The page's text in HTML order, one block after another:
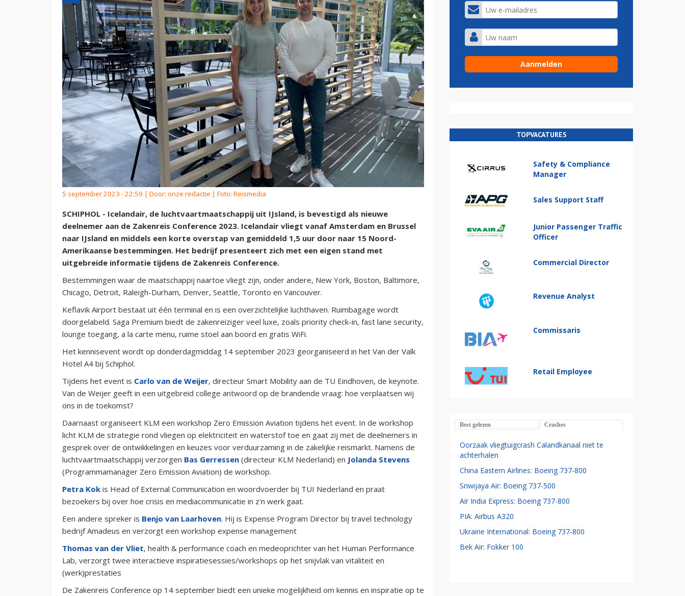
5 september 2023 - 22:59 | Door: onze redactie | Foto: Reismedia
SCHIPHOL - Icelandair, de luchtvaartmaatschappij uit IJsland, is bevestigd als nieuwe
deelnemer aan de Zakenreis Conference 2023. Icelandair vliegt vanaf Amsterdam en Brussel
naar IJsland en middels een korte overstap van gemiddeld 1,5 uur door naar 15 Noord-
Amerikaanse bestemmingen. Het bedrijf presenteert zich met een eigen stand met
uitgebreide informatie tijdens de Zakenreis Conference.
Bestemmingen waar de maatschappij naartoe vliegt zijn, onder andere, New York, Boston, Baltimore,
Chicago, Detroit, Raleigh-Durham, Denver, Seattle, Toronto en Vancouver.
Keflavik Airport bestaat uit één terminal en is een overzichtelijke luchthaven. Ruimbagage wordt
doorgelabeld. Saga Premium biedt de zakenreiziger veel luxe, zoals priority check-in, fast lane security,
lounge toegang, a la carte menu, ruime stoel aan boord en gratis WiFi.
Het kennisevent wordt op donderdagmiddag 14 september 2023 georganiseerd in het Van der Valk
Hotel A4 bij Schiphol.
Tijdens het event is Carlo van de Weijer, directeur Smart Mobility aan de TU Eindhoven, de keynote.
Van de Weijer geeft in een uitgebreid college antwoord op de brandende vraag: hoe verplaatsen wij
ons in de toekomst?
Daarnaast organiseert KLM een workshop Zero Emission Aviation tijdens het event. In de workshop
licht KLM de strategie rond vliegen op elektriciteit en waterstof toe en gaat zij met de deelnemers in
gesprek over de ontwikkelingen en keuzes voor verduurzaming in de zakelijke reismarkt. Namens de
luchtvaartmaatschappij verzorgen Bas Gerressen (directeur KLM Nederland) en Jolanda Stevens
(Programmamanager Zero Emission Aviation) de workshop.
Petra Kok is Head of External Communication en woordvoerder bij TUI Nederland en praat
bezoekers bij over hoe crisis en mediacommunicatie in z'n werk gaat.
Een andere spreker is Benjo van Laarhoven. Hij is Expense Program Director bij travel technology
bedrijf Amadeus en verzorgt een workshop expense management
Thomas van der Vliet, health & performance coach en medeoprichter van het Human Performance
Lab, verzorgt twee interactieve inspiratiesessies/workshops op het snijvlak van vitaliteit en
(werk)prestaties
De Zakenreis Conference op 14 september biedt een unieke mogelijkheid om kennis en inspiratie op te
TOPVACATURES
Safety & Compliance
Manager
Sales Support Staff
Junior Passenger Traffic
Officer
Commercial Director
Revenue Analyst
Commissaris
Retail Employee
Best gelezen Crashes
Oorzaak vliegtuigcrash Calandkanaal niet te
achterhalen
China Eastern Airlines: Boeing 737-800
Sriwijaya Air: Boeing 737-500
Air India Express: Boeing 737-800
PIA: Airbus A320
Ukraine International: Boeing 737-800
Bek Air: Fokker 100